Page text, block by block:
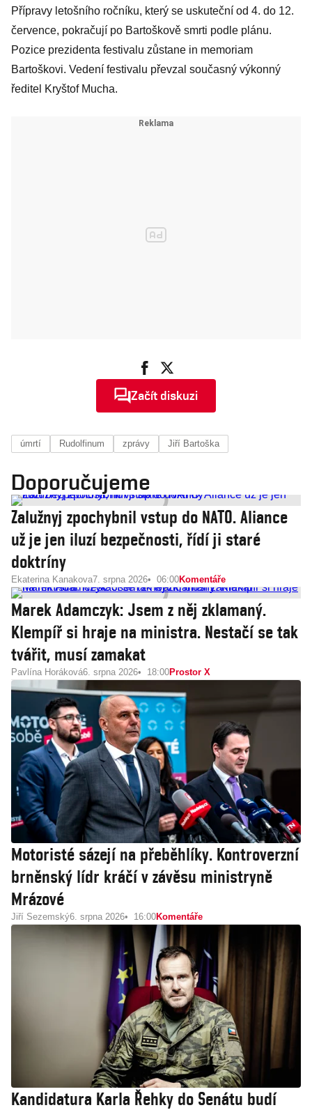
Přípravy letošního ročníku, který se uskuteční od 4. do 12.
července, pokračují po Bartoškově smrti podle plánu.
Pozice prezidenta festivalu zůstane in memoriam
Bartoškovi. Vedení festivalu převzal současný výkonný
ředitel Kryštof Mucha.
Začít diskuzi
úmrtí Rudolfinum zprávy Jiří Bartoška
Doporučujeme
Zalužnyj zpochybnil vstup do NATO. Aliance
už je jen iluzí bezpečnosti, řídí ji staré
doktríny
Ekaterina Kanakova7. srpna 2026 06:00Komentáře
Marek Adamczyk: Jsem z něj zklamaný.
Klempíř si hraje na ministra. Nestačí se tak
tvářit, musí zamakat
Pavlína Horáková6. srpna 2026 18:00Prostor X
Motoristé sázejí na přeběhlíky. Kontroverzní
brněnský lídr kráčí v závěsu ministryně
Mrázové
Jiří Sezemský6. srpna 2026 16:00Komentáře
Kandidatura Karla Řehky do Senátu budí